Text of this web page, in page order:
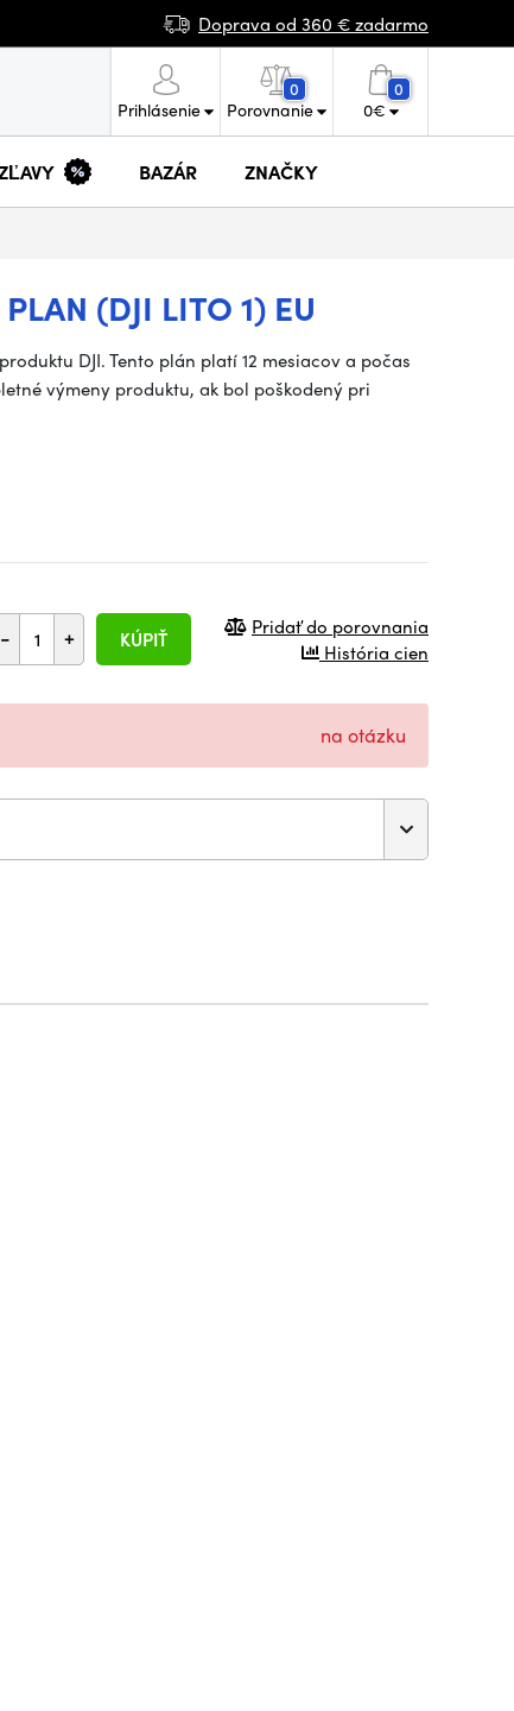
Doprava od 360 € zadarmo
Prihlásenie
0
Porovnanie
0
0€
BAZÁR ZNAČKY
(DJI LITO 1) EU
DJI. Tento plán platí 12 mesiacov a počas
výmeny produktu, ak bol poškodený pri
- + KÚPIŤ
Pridať do porovnania
História cien
na otázku